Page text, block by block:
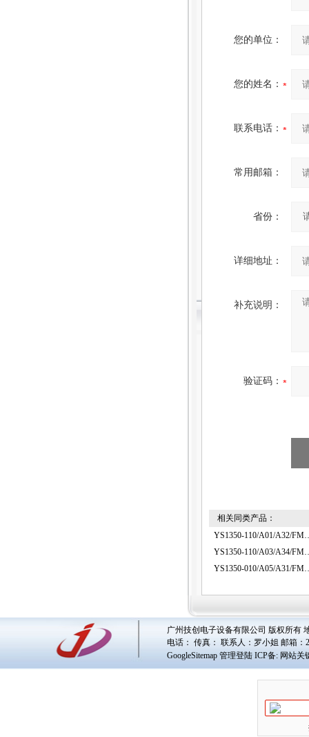
您的单位：
您的姓名：
联系电话：
常用邮箱：
省份：
详细地址：
补充说明：
验证码：
相关同类产品：
YS1350-110/
YS1350-110/
YS1350-010/
广州技创电子设备有限公司 版权所有
电话： 传真： 联系人： 罗小姐 邮箱：
GoogleSitemap 管理登陆 ICP备: 网站关